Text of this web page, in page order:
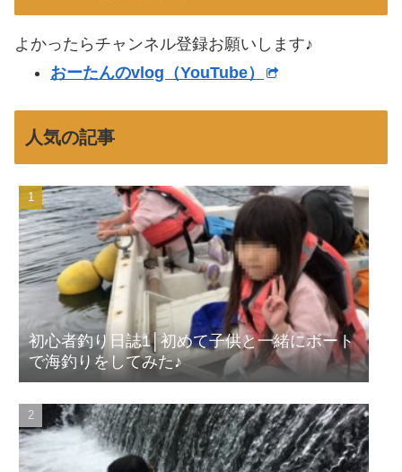
よかったらチャンネル登録お願いします♪
おーたんのvlog（YouTube）
人気の記事
初心者釣り日誌1│初めて子供と一緒にボート
で海釣りをしてみた♪